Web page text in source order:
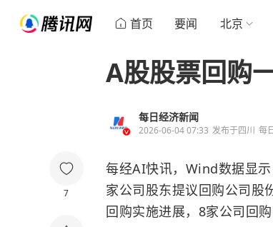
首页 要闻 北京
7
A股股票回购
每日经济新闻
2026-06-04 07:33 发布于四川 每
每经AI快讯，Wind数据显
家公司股东提议回购公司股
回购实施进展，8家公司回购